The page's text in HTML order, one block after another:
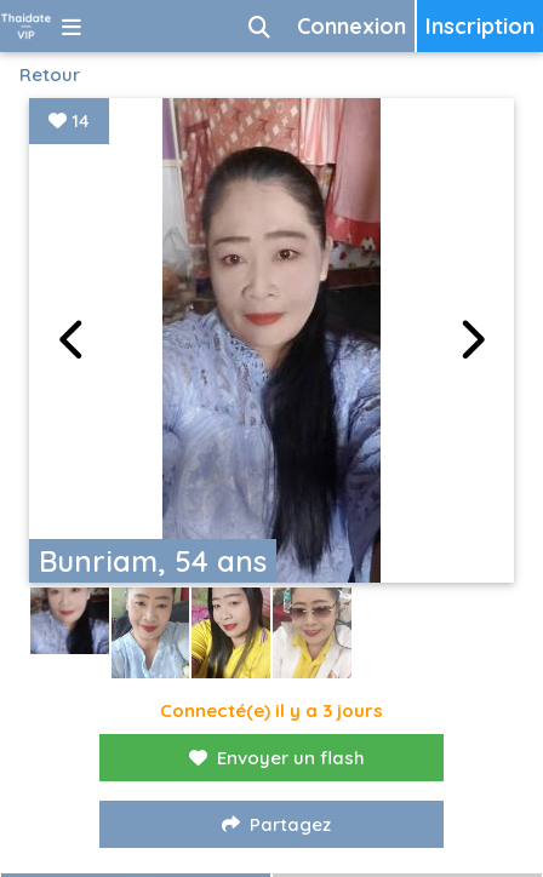
Inscription
Connexion
Retour
Bunriam, 54 ans
14
Connecté(e) il y a 3 jours
Envoyer un flash
Partagez